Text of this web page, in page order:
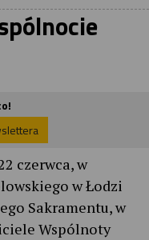
czerwca, w
w Łodzi
Sakramentu, w
Wspólnoty